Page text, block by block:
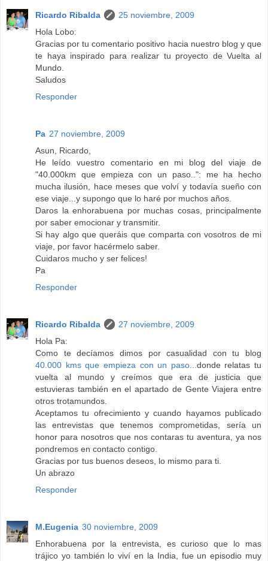
Ricardo Ribalda
25 noviembre, 2009
Hola Lobo:
Gracias por tu comentario positivo hacia nuestro blog y que
te haya inspirado para realizar tu proyecto de Vuelta al
Mundo.
Saludos
Responder
Pa 27 noviembre, 2009
Asun, Ricardo,
He leído vuestro comentario en mi blog del viaje de
"40.000km que empieza con un paso..": me ha hecho
mucha ilusión, hace meses que volví y todavía sueño con
ese viaje...y supongo que lo haré por muchos años.
Daros la enhorabuena por muchas cosas, principalmente
por saber emocionar y transmitir.
Si hay algo que queráis que comparta con vosotros de mi
viaje, por favor hacérmelo saber.
Cuidaros mucho y ser felices!
Pa
Responder
Ricardo Ribalda
27 noviembre, 2009
Hola Pa:
Como te decíamos dimos por casualidad con tu blog
40.000 kms que empieza con un paso... donde relatas tu
vuelta al mundo y creímos que era de justicia que
estuvieras también en el apartado de Gente Viajera entre
otros trotamundos.
Aceptamos tu ofrecimiento y cuando hayamos publicado
las entrevistas que tenemos comprometidas, sería un
honor para nosotros que nos contaras tu aventura, ya nos
pondremos en contacto contigo.
Gracias por tus buenos deseos, lo mismo para ti.
Un abrazo
Responder
M.Eugenia 30 noviembre, 2009
Enhorabuena por la entrevista, es curioso que lo mas
trájico yo también lo viví en la India, fue un episodio muy